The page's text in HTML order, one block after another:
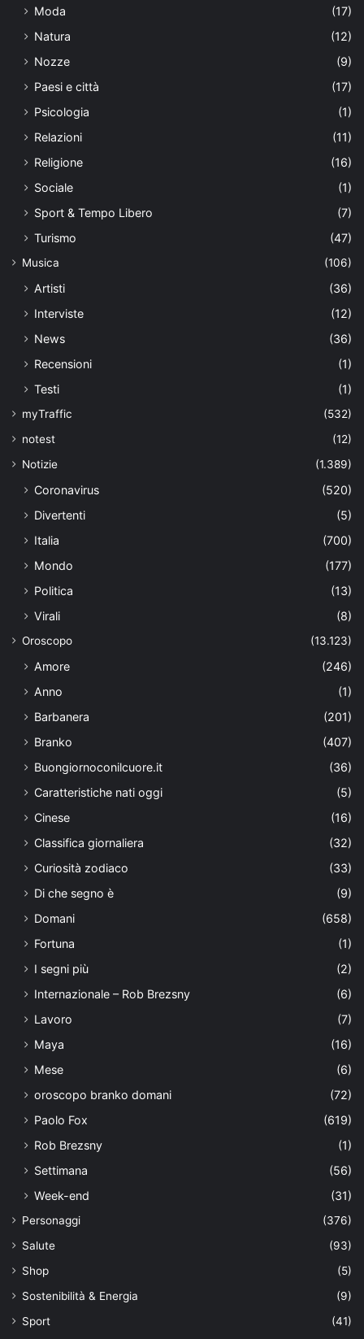
Moda
(17)
Natura
(12)
Nozze
(9)
Paesi e città
(17)
Psicologia
(1)
Relazioni
(11)
Religione
(16)
Sociale
(1)
Sport & Tempo Libero
(7)
Turismo
(47)
Musica (106)
Artisti
(36)
Interviste
(12)
News
(36)
Recensioni
(1)
Testi
(1)
myTraffic
(532)
notest
(12)
Notizie
(1.389)
Coronavirus
(520)
Divertenti
(5)
Italia
(700)
Mondo
(177)
Politica
(13)
Virali
(8)
Oroscopo (13.123)
Amore
(246)
Anno
(1)
Barbanera
(201)
Branko
(407)
Buongiornoconilcuore.it
(36)
Caratteristiche nati oggi
(5)
Cinese
(16)
Classifica giornaliera
(32)
Curiosità zodiaco
(33)
Di che segno è
(9)
Domani
(658)
Fortuna
(1)
I segni più
(2)
Internazionale – Rob Brezsny
(6)
Lavoro
(7)
Maya
(16)
Mese
(6)
oroscopo branko domani
(72)
Paolo Fox
(619)
Rob Brezsny
(1)
Settimana
(56)
Week-end
(31)
Personaggi
(376)
Salute
(93)
Shop
(5)
Sostenibilità & Energia
(9)
Sport
(41)